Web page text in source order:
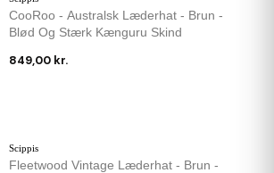
CooRoo - Australsk Læderhat - Brun -
Blød Og Stærk Kænguru Skind
849,00 kr.
IKKE PÅ LAGER
Scippis
Fleetwood Vintage Læderhat - Brun -